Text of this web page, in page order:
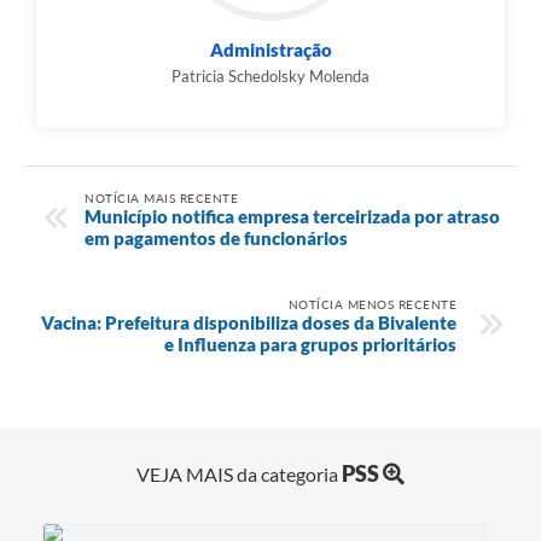
Administração
Patricia Schedolsky Molenda
NOTÍCIA MAIS RECENTE
Município notifica empresa terceirizada por atraso
em pagamentos de funcionários
NOTÍCIA MENOS RECENTE
Vacina: Prefeitura disponibiliza doses da Bivalente
e Influenza para grupos prioritários
VEJA MAIS da categoria PSS